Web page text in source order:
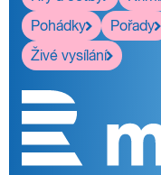
Pohádky
Pořady
Živé vysílání